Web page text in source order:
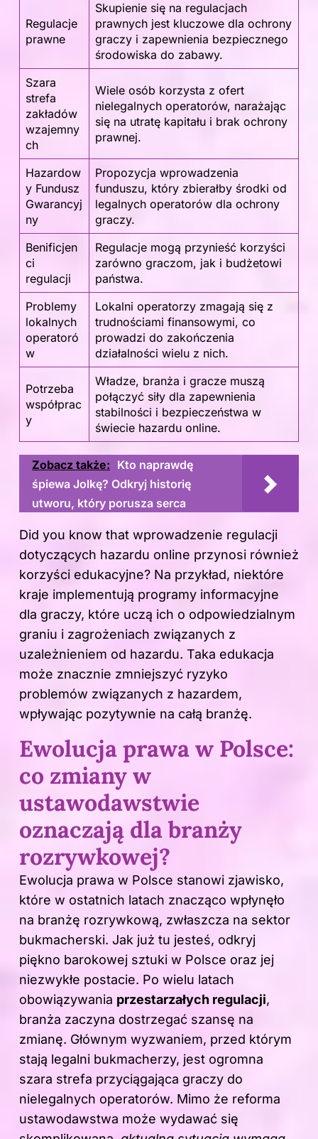
Regulacje
prawne
Skupienie się na regulacjach
prawnych jest kluczowe dla ochrony
graczy i zapewnienia bezpiecznego
środowiska do zabawy.
Szara
strefa
zakładów
wzajemny
ch
Wiele osób korzysta z ofert
nielegalnych operatorów, narażając
się na utratę kapitału i brak ochrony
prawnej.
Hazardow
y Fundusz
Gwarancyj
ny
Propozycja wprowadzenia
funduszu, który zbierałby środki od
legalnych operatorów dla ochrony
graczy.
Benificjen
ci
regulacji
Regulacje mogą przynieść korzyści
zarówno graczom, jak i budżetowi
państwa.
Problemy
lokalnych
operatoró
w
Lokalni operatorzy zmagają się z
trudnościami finansowymi, co
prowadzi do zakończenia
działalności wielu z nich.
Potrzeba
współprac
y
Władze, branża i gracze muszą
połączyć siły dla zapewnienia
stabilności i bezpieczeństwa w
świecie hazardu online.
Zobacz także: Kto naprawdę
śpiewa Jolkę? Odkryj historię
utworu, który porusza serca
Did you know that wprowadzenie regulacji
dotyczących hazardu online przynosi również
korzyści edukacyjne? Na przykład, niektóre
kraje implementują programy informacyjne
dla graczy, które uczą ich o odpowiedzialnym
graniu i zagrożeniach związanych z
uzależnieniem od hazardu. Taka edukacja
może znacznie zmniejszyć ryzyko
problemów związanych z hazardem,
wpływając pozytywnie na całą branżę.
Ewolucja prawa w Polsce:
co zmiany w
ustawodawstwie
oznaczają dla branży
rozrywkowej?
Ewolucja prawa w Polsce stanowi zjawisko,
które w ostatnich latach znacząco wpłynęło
na branżę rozrywkową, zwłaszcza na sektor
bukmacherski. Jak już tu jesteś, odkryj
piękno barokowej sztuki w Polsce oraz jej
niezwykłe postacie. Po wielu latach
obowiązywania przestarzałych regulacji,
branża zaczyna dostrzegać szansę na
zmianę. Głównym wyzwaniem, przed którym
stają legalni bukmacherzy, jest ogromna
szara strefa przyciągająca graczy do
nielegalnych operatorów. Mimo że reforma
ustawodawstwa może wydawać się